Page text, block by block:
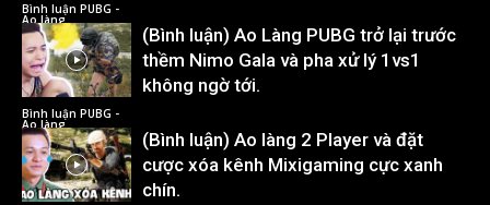
Bình luận PUBG -
Ao làng
Bình luận PUBG -
Ao làng
(Bình luận) Ao Làng PUBG trở lại trước
thềm Nimo Gala và pha xử lý 1vs1
không ngờ tới.
(Bình luận) Ao làng 2 Player và đặt
cược xóa kênh Mixigaming cực xanh
chín.